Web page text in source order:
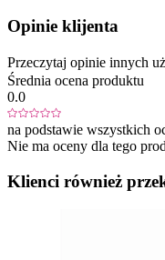
Opinie klijenta
Przeczytaj opinie innych
Średnia ocena produktu
0.0
na podstawie wszystkich
Nie ma oceny dla tego
Klienci również